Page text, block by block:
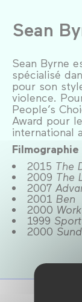
Sean
Sean Byrne
spécialisé
pour son
violence.
People’s
Award pour
international
2015 The
2009 The
2007
2001 Ben
2000
1999 Sport
2000